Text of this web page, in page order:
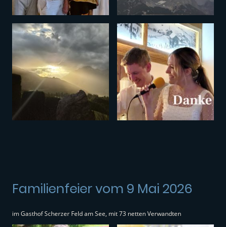
Familienfeier vom 9 Mai 2026
im Gasthof Scherzer Feld am See, mit 73 netten Verwandten